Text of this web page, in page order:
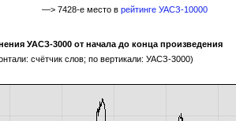
—> 7428-е место в рейтинге УАСЗ-10000
УАСЗ-3000 от начала до конца произведения
счётчик слов; по вертикали: УАСЗ-3000)